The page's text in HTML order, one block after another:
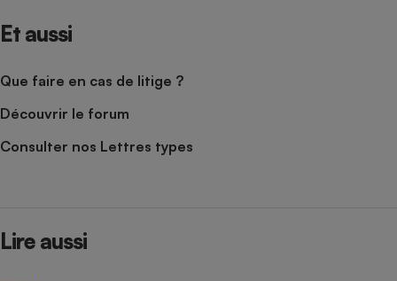
Et aussi
Que faire en cas de litige ?
Découvrir le forum
Consulter nos Lettres types
Lire aussi